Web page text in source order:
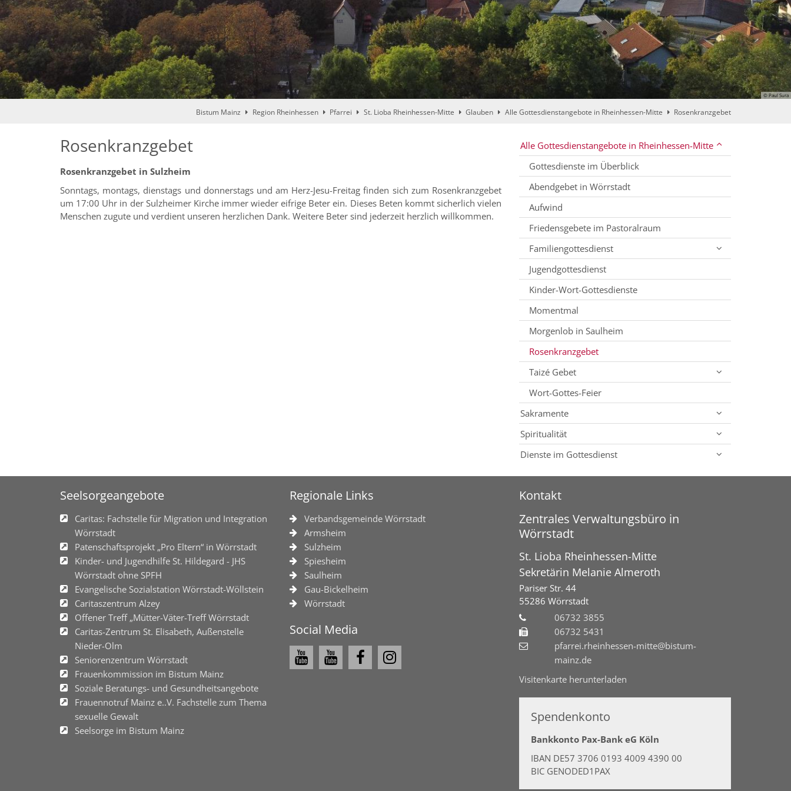
© Paul Sura
Bistum Mainz Region Rheinhessen Pfarrei St. Lioba Rheinhessen-Mitte Glauben Alle Gottesdienstangebote in Rheinhessen-Mitte Rosenkranzgebet
Rosenkranzgebet
Rosenkranzgebet in Sulzheim
Sonntags, montags, dienstags und donnerstags und am Herz-Jesu-Freitag finden sich zum Rosenkranzgebet
um 17:00 Uhr in der Sulzheimer Kirche immer wieder eifrige Beter ein. Dieses Beten kommt sicherlich vielen
Menschen zugute und verdient unseren herzlichen Dank. Weitere Beter sind jederzeit herzlich willkommen.
Alle Gottesdienstangebote in Rheinhessen-Mitte
Gottesdienste im Überblick
Abendgebet in Wörrstadt
Aufwind
Friedensgebete im Pastoralraum
Familiengottesdienst
Jugendgottesdienst
Kinder-Wort-Gottesdienste
Momentmal
Morgenlob in Saulheim
Rosenkranzgebet
Taizé Gebet
Wort-Gottes-Feier
Sakramente
Spiritualität
Dienste im Gottesdienst
Seelsorgeangebote
Caritas: Fachstelle für Migration und Integration
Wörrstadt
Patenschaftsprojekt „Pro Eltern“ in Wörrstadt
Kinder- und Jugendhilfe St. Hildegard - JHS
Wörrstadt ohne SPFH
Evangelische Sozialstation Wörrstadt-Wöllstein
Caritaszentrum Alzey
Offener Treff „Mütter-Väter-Treff Wörrstadt
Caritas-Zentrum St. Elisabeth, Außenstelle
Nieder-Olm
Seniorenzentrum Wörrstadt
Frauenkommission im Bistum Mainz
Soziale Beratungs- und Gesundheitsangebote
Frauennotruf Mainz e..V. Fachstelle zum Thema
sexuelle Gewalt
Seelsorge im Bistum Mainz
Regionale Links
Verbandsgemeinde Wörrstadt
Armsheim
Sulzheim
Spiesheim
Saulheim
Gau-Bickelheim
Wörrstadt
Social Media
Kontakt
Zentrales Verwaltungsbüro in
Wörrstadt
St. Lioba Rheinhessen-Mitte
Sekretärin Melanie Almeroth
Pariser Str. 44
55286 Wörrstadt
06732 3855
06732 5431
pfarrei.rheinhessen-mitte@bistum-
mainz.de
Visitenkarte herunterladen
Spendenkonto
Bankkonto Pax-Bank eG Köln
IBAN DE57 3706 0193 4009 4390 00
BIC GENODED1PAX